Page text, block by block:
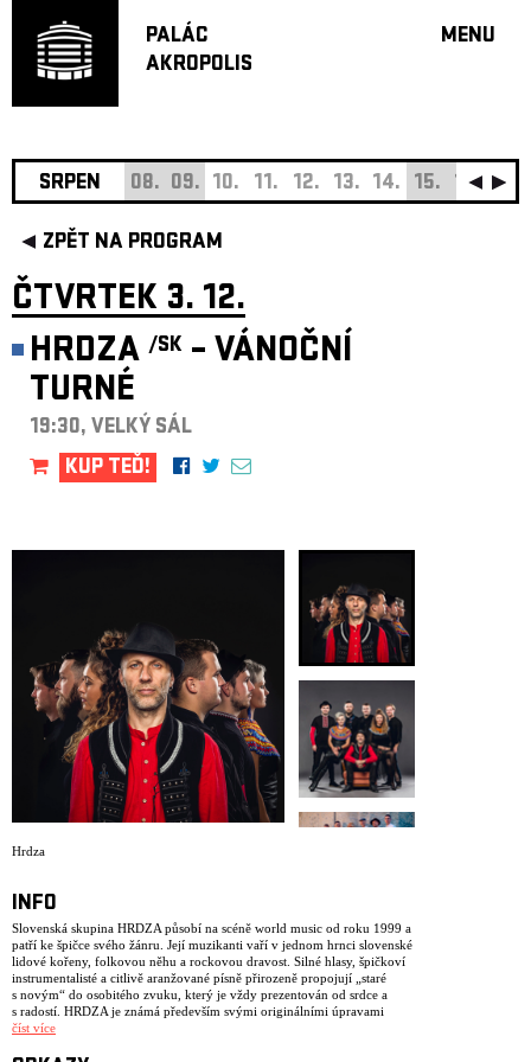
PALÁC
AKROPOLIS
MENU
JAZZ
SRPEN 08. 09. 10. 11. 12. 13. 14. 15. 16. 17.
ZPĚT NA PROGRAM
ČTVRTEK 3. 12.
HRDZA /SK – VÁNOČNÍ
TURNÉ
19:30, VELKÝ SÁL
KUP TEĎ!
Hrdza
INFO
Slovenská skupina HRDZA působí na scéně world music od roku 1999 a
patří ke špičce svého žánru. Její muzikanti vaří v jednom hrnci slovenské
lidové kořeny, folkovou něhu a rockovou dravost. Silné hlasy, špičkoví
instrumentalisté a citlivě aranžované písně přirozeně propojují „staré
s novým“ do osobitého zvuku, který je vždy prezentován od srdce a
s radostí. HRDZA je známá především svými originálními úpravami
lidových písní (např. Slovensko moje, otčina moja, Štefan, Mám ja
číst více